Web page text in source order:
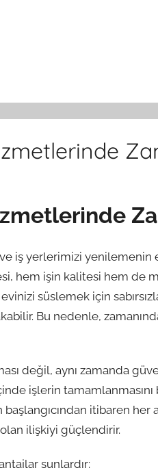
iş yerlerimizi yenilemenin
hem işin kalitesi hem de
süslemek için
Bu nedenle,
değil, aynı zamanda
işlerin tamamlanmasını
başlangıcından itibaren her
ilişkiyi güçlendirir.
şunlardır: